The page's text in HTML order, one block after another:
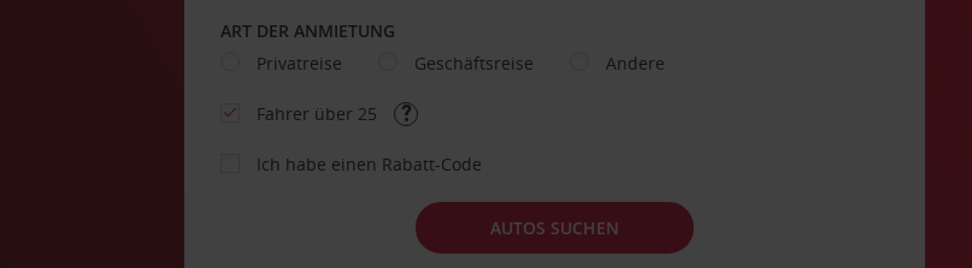
ART DER ANMIETUNG
Privatreise
Geschäftsreise Andere
Fahrer über 25
Ich habe einen Rabatt-Code
AUTOS SUCHEN